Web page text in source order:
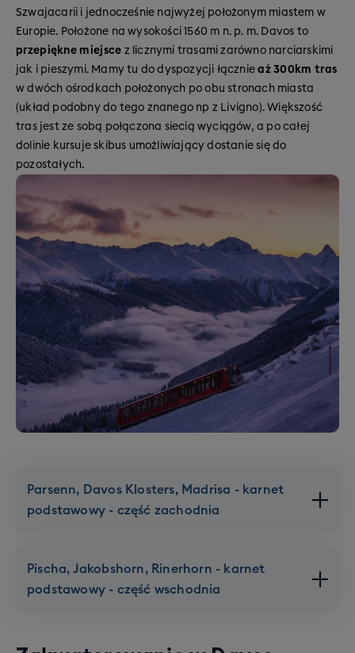
Szwajacarii i jednocześnie najwyżej położonym miastem w
Europie. Położone na wysokości 1560 m n. p. m. Davos to
przepiękne miejsce z licznymi trasami zarówno narciarskimi
jak i pieszymi. Mamy tu do dyspozycji łącznieaż 300km tras
w dwóch ośrodkach położonych po obu stronach miasta
(układ podobny do tego znanego np z Livigno). Większość
tras jest ze sobą połączona siecią wyciągów, a po całej
dolinie kursuje skibus umożliwiający dostanie się do
pozostałych.
Parsenn, Davos Klosters, Madrisa - karnet
podstawowy - część zachodnia
Pischa, Jakobshorn, Rinerhorn - karnet
podstawowy - część wschodnia